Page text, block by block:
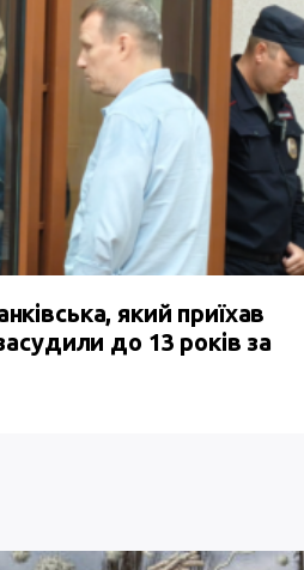
який приїхав
до 13 років за